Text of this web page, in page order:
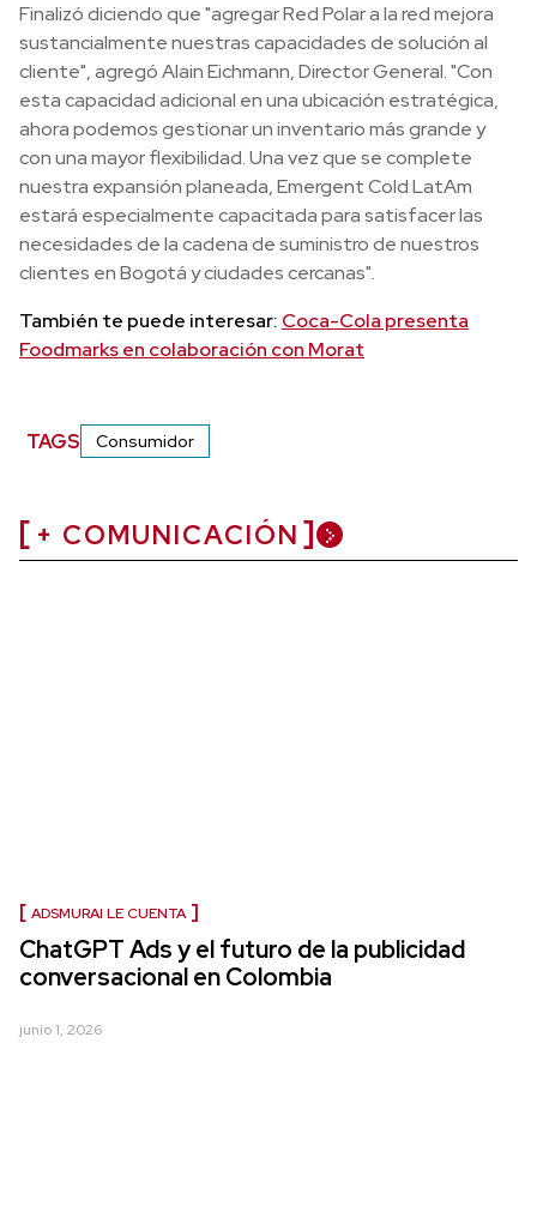
Finalizó diciendo que "agregar Red Polar a la red mejora
sustancialmente nuestras capacidades de solución al
cliente", agregó Alain Eichmann, Director General. "Con
esta capacidad adicional en una ubicación estratégica,
ahora podemos gestionar un inventario más grande y
con una mayor flexibilidad. Una vez que se complete
nuestra expansión planeada, Emergent Cold LatAm
estará especialmente capacitada para satisfacer las
necesidades de la cadena de suministro de nuestros
clientes en Bogotá y ciudades cercanas".
También te puede interesar: Coca-Cola presenta
Foodmarks en colaboración con Morat
TAGS Consumidor
+ COMUNICACIÓN
ADSMURAI LE CUENTA
ChatGPT Ads y el futuro de la publicidad
conversacional en Colombia
junio 1, 2026